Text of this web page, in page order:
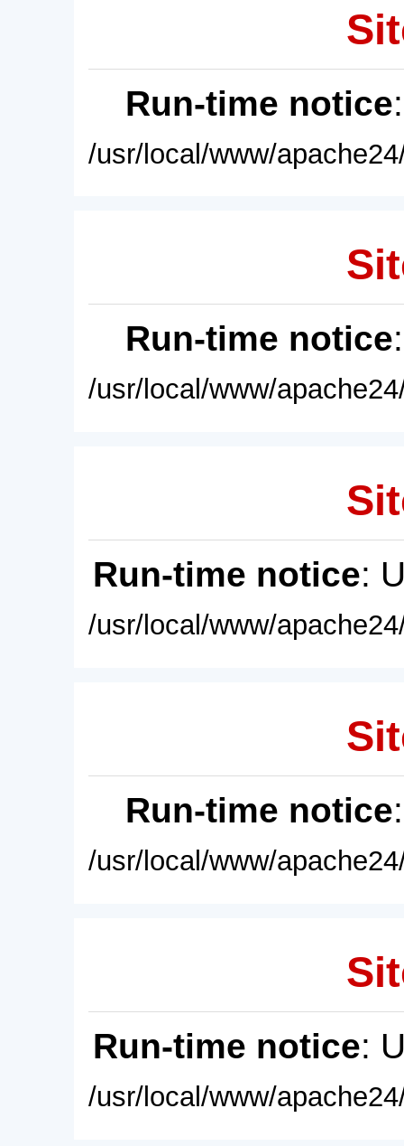
Run-time notice
/usr/local/www/
Run-time notice
/usr/local/www/
Run-time notice:
/usr/local/www/
Run-time notice
/usr/local/www/
Run-time notice:
/usr/local/www/